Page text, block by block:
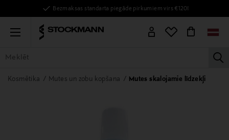
Bezmaksas standarta piegāde pirkumiem virs €120!
Menu
VISAS PRECES SIEVIETĒM VĪRIEŠIEM BĒRNIEM MĀJAI
Kosmētika Mutes un zobu kopšana Mutes skalojamie līdzekļi